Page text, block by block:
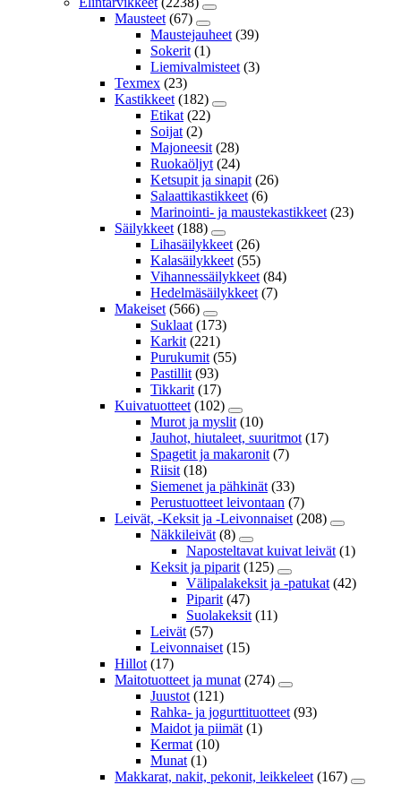
Mausteet (67)
Maustejauheet (39)
Sokerit (1)
Liemivalmisteet (3)
Texmex (23)
Kastikkeet (182)
Etikat (22)
Soijat (2)
Majoneesit (28)
Ruokaöljyt (24)
Ketsupit ja sinapit (26)
Salaattikastikkeet (6)
Marinointi- ja maustekastikkeet (23)
Säilykkeet (188)
Lihasäilykkeet (26)
Kalasäilykkeet (55)
Vihannessäilykkeet (84)
Hedelmäsäilykkeet (7)
Makeiset (566)
Suklaat (173)
Karkit (221)
Purukumit (55)
Pastillit (93)
Tikkarit (17)
Kuivatuotteet (102)
Murot ja myslit (10)
Jauhot, hiutaleet, suuritmot (17)
Spagetit ja makaronit (7)
Riisit (18)
Siemenet ja pähkinät (33)
Perustuotteet leivontaan (7)
Leivät, -Keksit ja -Leivonnaiset (208)
Näkkileivät (8)
Naposteltavat kuivat leivät (1)
Keksit ja piparit (125)
Välipalakeksit ja -patukat (42)
Piparit (47)
Suolakeksit (11)
Leivät (57)
Leivonnaiset (15)
Hillot (17)
Maitotuotteet ja munat (274)
Juustot (121)
Rahka- ja jogurttituotteet (93)
Maidot ja piimät (1)
Kermat (10)
Munat (1)
Makkarat, nakit, pekonit, leikkeleet (167)